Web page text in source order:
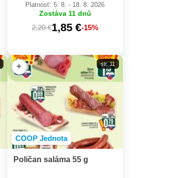
Platnosť: 5. 8. - 18. 8. 2026
Zostáva 11 dnů
2,20 €1,85 €-15%
+
COOP Jednota
str. 11
Poličan saláma 55 g